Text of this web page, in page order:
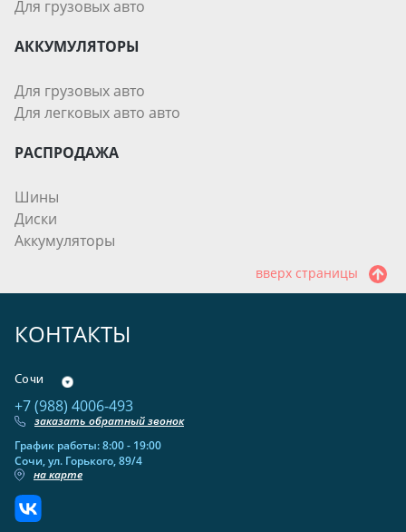
Для грузовых авто
АККУМУЛЯТОРЫ
Для грузовых авто
Для легковых авто авто
РАСПРОДАЖА
Шины
Диски
Аккумуляторы
вверх страницы
КОНТАКТЫ
Сочи
+7 (988) 4006-493
заказать обратный звонок
График работы: 8:00 - 19:00
Сочи, ул. Горького, 89/4
на карте